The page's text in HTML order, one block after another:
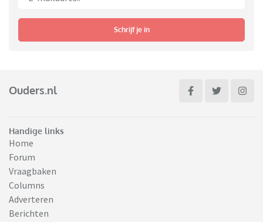
Schrijf je in
Ouders.nl
Handige links
Home
Forum
Vraagbaken
Columns
Adverteren
Berichten